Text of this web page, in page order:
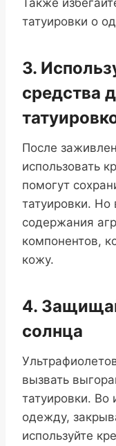
татуировки о
3.
средства
После
использовать
помогут
татуировки. Но
содержания
компонентов,
кожу.
4.
солнца
вызвать
татуировки. Во
одежду,
используйте